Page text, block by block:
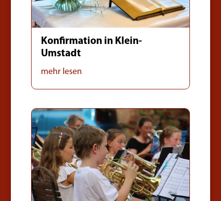
Konfirmation in Klein-
Umstadt
mehr lesen